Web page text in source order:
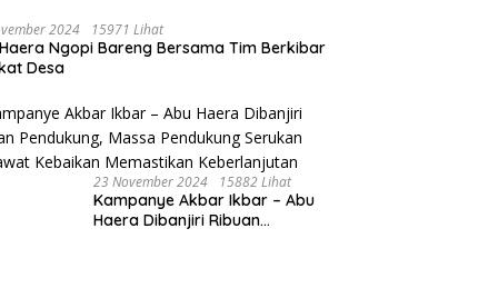
2024 15971 Lihat
Ngopi Bareng Bersama Tim Berkibar
Desa
23 November 2024 15882 Lihat
Kampanye Akbar Ikbar – Abu
Haera Dibanjiri Ribuan